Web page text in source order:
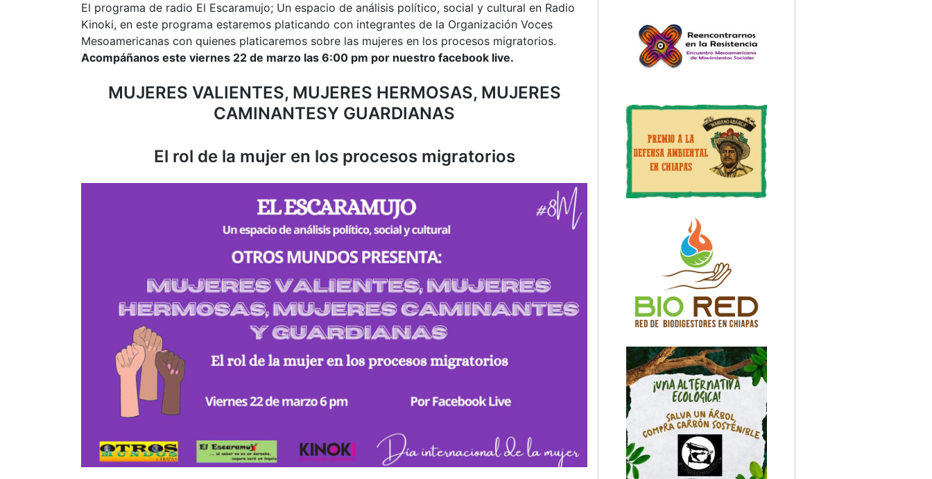
El programa de radio El Escaramujo; Un espacio de análisis político, social y cultural en Radio
Kinoki, en este programa estaremos platicando con integrantes de la Organización Voces
Mesoamericanas con quienes platicaremos sobre las mujeres en los procesos migratorios.
Acompáñanos este viernes 22 de marzo las 6:00 pm por nuestro facebook live.
MUJERES VALIENTES, MUJERES HERMOSAS, MUJERES
CAMINANTESY GUARDIANAS
El rol de la mujer en los procesos migratorios